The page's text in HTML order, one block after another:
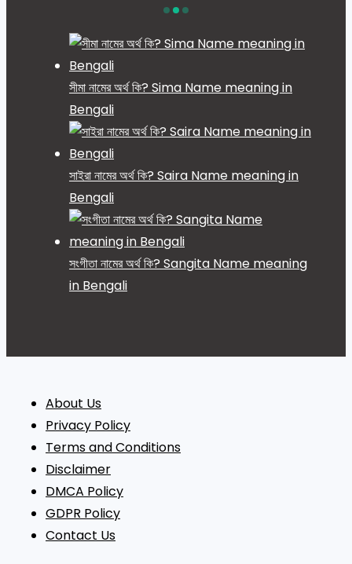
সীমা নামের অর্থ কি? Sima Name meaning in
Bengali
সাইরা নামের অর্থ কি? Saira Name meaning in
Bengali
সংগীতা নামের অর্থ কি? Sangita Name meaning
in Bengali
About Us
Privacy Policy
Terms and Conditions
Disclaimer
DMCA Policy
GDPR Policy
Contact Us